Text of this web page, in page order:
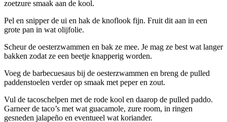
zoetzure smaak aan de kool.
Pel en snipper de ui en hak de knoflook fijn. Fruit dit aan in een
grote pan in wat olijfolie.
Scheur de oesterzwammen en bak ze mee. Je mag ze best wat langer
bakken zodat ze een beetje knapperig worden.
Voeg de barbecuesaus bij de oesterzwammen en breng de pulled
paddenstoelen verder op smaak met peper en zout.
Vul de tacoschelpen met de rode kool en daarop de pulled paddo.
Garneer de taco’s met wat guacamole, zure room, in ringen
gesneden jalapeño en eventueel wat koriander.